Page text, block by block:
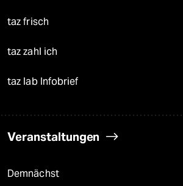
taz frisch
taz zahl ich
taz lab Infobrief
Veranstaltungen
Demnächst